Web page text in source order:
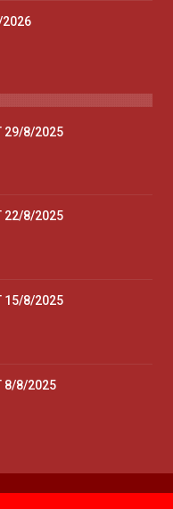
2026
29/8/2025
22/8/2025
15/8/2025
8/8/2025